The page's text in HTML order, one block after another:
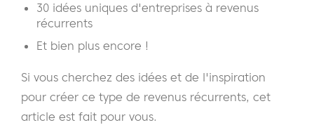
30 idées uniques d'entreprises à revenus
récurrents
Et bien plus encore !
Si vous cherchez des idées et de l'inspiration
pour créer ce type de revenus récurrents, cet
article est fait pour vous.